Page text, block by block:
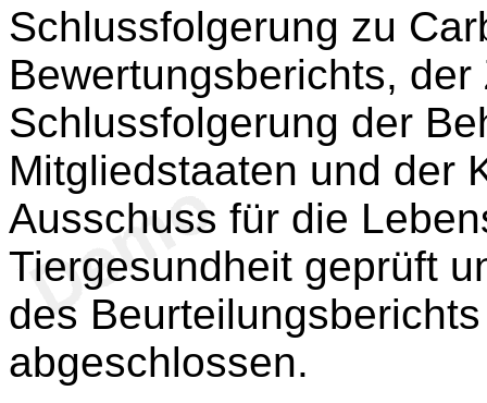
Schlussfolgerung zu
Bewertungsberichts,
Schlussfolgerung der
Mitgliedstaaten und der
Ausschuss für die
Tiergesundheit geprüft
des
abgeschlossen.